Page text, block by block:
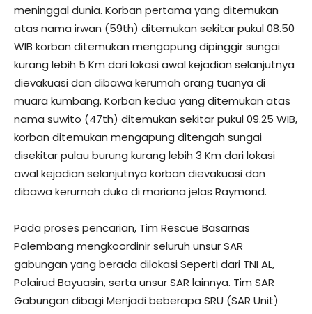
meninggal dunia. Korban pertama yang ditemukan
atas nama irwan (59th) ditemukan sekitar pukul 08.50
WIB korban ditemukan mengapung dipinggir sungai
kurang lebih 5 Km dari lokasi awal kejadian selanjutnya
dievakuasi dan dibawa kerumah orang tuanya di
muara kumbang. Korban kedua yang ditemukan atas
nama suwito (47th) ditemukan sekitar pukul 09.25 WIB,
korban ditemukan mengapung ditengah sungai
disekitar pulau burung kurang lebih 3 Km dari lokasi
awal kejadian selanjutnya korban dievakuasi dan
dibawa kerumah duka di mariana jelas Raymond.
Pada proses pencarian, Tim Rescue Basarnas
Palembang mengkoordinir seluruh unsur SAR
gabungan yang berada dilokasi Seperti dari TNI AL,
Polairud Bayuasin, serta unsur SAR lainnya. Tim SAR
Gabungan dibagi Menjadi beberapa SRU (SAR Unit)